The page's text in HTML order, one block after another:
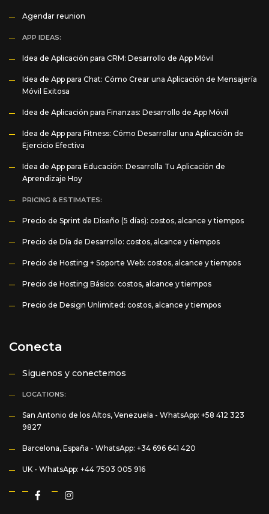
Agendar reunion
APP IDEAS:
Idea de Aplicación para CRM: Desarrollo de App Móvil
Idea de App para Chat: Cómo Crear una Aplicación de Mensajería
Móvil Exitosa
Idea de Aplicación para Finanzas: Desarrollo de App Móvil
Idea de App para Fitness: Cómo Desarrollar una Aplicación de
Ejercicio Efectiva
Idea de App para Educación: Desarrolla Tu Aplicación de
Aprendizaje Hoy
PRICING & ESTIMATES:
Precio de Sprint de Diseño (5 días): costos, alcance y tiempos
Precio de Día de Desarrollo: costos, alcance y tiempos
Precio de Hosting + Soporte Web: costos, alcance y tiempos
Precio de Hosting Básico: costos, alcance y tiempos
Precio de Design Unlimited: costos, alcance y tiempos
Conecta
Siguenos y conectemos
LOCATIONS:
San Antonio de los Altos, Venezuela - WhatsApp: +58 412 323
9827
Barcelona, España - WhatsApp: +34 696 641 420
UK - WhatsApp: +44 7503 005 916